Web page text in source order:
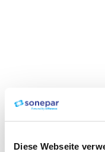
Diese Webseite